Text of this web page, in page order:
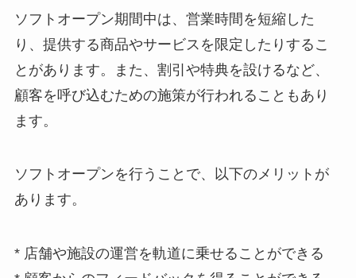
ソフトオープン期間中は、営業時間を短縮した
り、提供する商品やサービスを限定したりするこ
とがあります。また、割引や特典を設けるなど、
顧客を呼び込むための施策が行われることもあり
ます。
ソフトオープンを行うことで、以下のメリットが
あります。
* 店舗や施設の運営を軌道に乗せることができる